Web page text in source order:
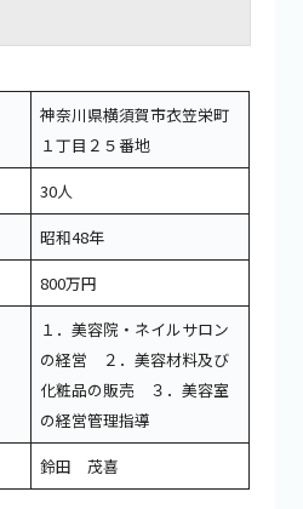
神奈川県横須賀市衣笠栄町
１丁目２５番地
30人
昭和48年
800万円
１．美容院・ネイルサロン
の経営 ２．美容材料及び
化粧品の販売 ３．美容室
の経営管理指導
鈴田 茂喜